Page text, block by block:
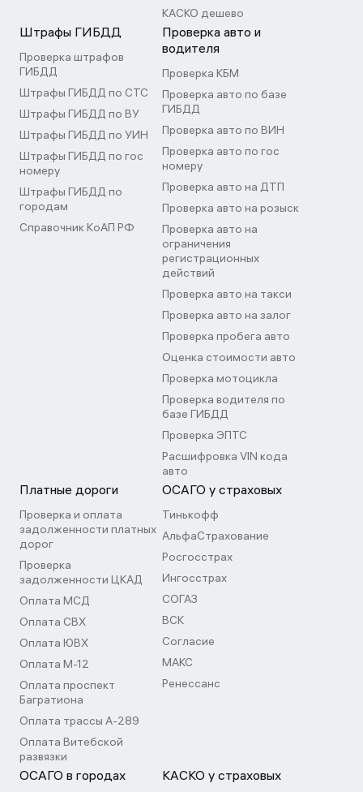
КАСКО дешево
Штрафы ГИБДД
Проверка штрафов
ГИБДД
Штрафы ГИБДД по СТС
Штрафы ГИБДД по ВУ
Штрафы ГИБДД по УИН
Штрафы ГИБДД по гос
номеру
Штрафы ГИБДД по
городам
Справочник КоАП РФ
Проверка авто и
водителя
Проверка КБМ
Проверка авто по базе
ГИБДД
Проверка авто по ВИН
Проверка авто по гос
номеру
Проверка авто на ДТП
Проверка авто на розыск
Проверка авто на
ограничения
регистрационных
действий
Проверка авто на такси
Проверка авто на залог
Проверка пробега авто
Оценка стоимости авто
Проверка мотоцикла
Проверка водителя по
базе ГИБДД
Проверка ЭПТС
Расшифровка VIN кода
авто
Платные дороги
Проверка и оплата
задолженности платных
дорог
Проверка
задолженности ЦКАД
Оплата МСД
Оплата СВХ
Оплата ЮВХ
Оплата М-12
Оплата проспект
Багратиона
Оплата трассы А-289
Оплата Витебской
развязки
ОСАГО у страховых
Тинькофф
АльфаСтрахование
Росгосстрах
Ингосстрах
СОГАЗ
ВСК
Согласие
МАКС
Ренессанс
ОСАГО в городах КАСКО у страховых